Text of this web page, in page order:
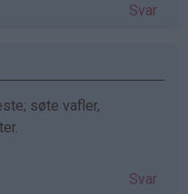
Svar
søte vafler,
Svar